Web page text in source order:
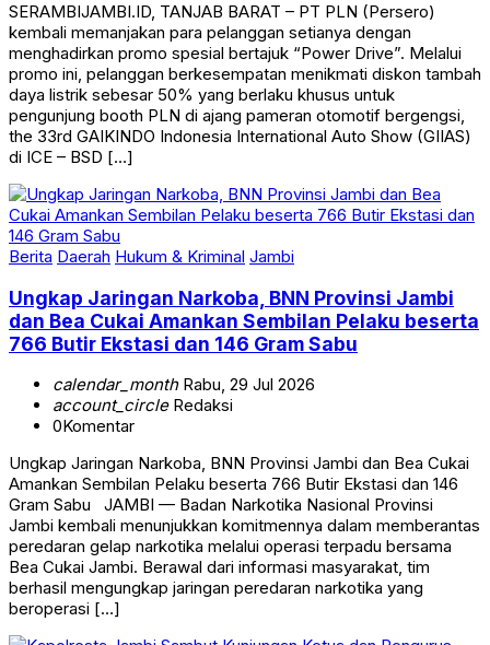
SERAMBIJAMBI.ID, TANJAB BARAT – PT PLN (Persero)
kembali memanjakan para pelanggan setianya dengan
menghadirkan promo spesial bertajuk “Power Drive”. Melalui
promo ini, pelanggan berkesempatan menikmati diskon tambah
daya listrik sebesar 50% yang berlaku khusus untuk
pengunjung booth PLN di ajang pameran otomotif bergengsi,
the 33rd GAIKINDO Indonesia International Auto Show (GIIAS)
di ICE – BSD […]
Berita Daerah Hukum & Kriminal Jambi
Ungkap Jaringan Narkoba, BNN Provinsi Jambi
dan Bea Cukai Amankan Sembilan Pelaku beserta
766 Butir Ekstasi dan 146 Gram Sabu
calendar_monthRabu, 29 Jul 2026
account_circleRedaksi
0Komentar
Ungkap Jaringan Narkoba, BNN Provinsi Jambi dan Bea Cukai
Amankan Sembilan Pelaku beserta 766 Butir Ekstasi dan 146
Gram Sabu JAMBI — Badan Narkotika Nasional Provinsi
Jambi kembali menunjukkan komitmennya dalam memberantas
peredaran gelap narkotika melalui operasi terpadu bersama
Bea Cukai Jambi. Berawal dari informasi masyarakat, tim
berhasil mengungkap jaringan peredaran narkotika yang
beroperasi […]